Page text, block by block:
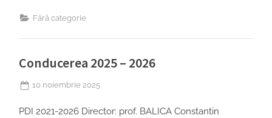
Fără categorie
Conducerea 2025 – 2026
Posted
10 noiembrie 2025
PDI 2021-2026 Director: prof. BALICA Constantin